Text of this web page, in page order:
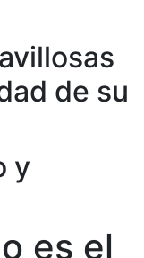
de su
y
es el